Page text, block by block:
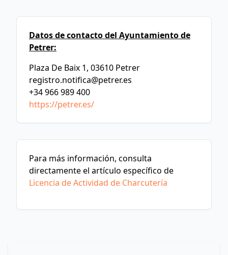
Datos de contacto del Ayuntamiento de
Petrer:
Plaza De Baix 1, 03610 Petrer
registro.notifica@petrer.es
+34 966 989 400
https://petrer.es/
Para más información, consulta
directamente el artículo específico de
Licencia de Actividad de Charcutería